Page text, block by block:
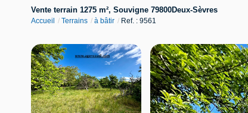
Vente terrain 1275 m², Souvigne 79800Deux-Sèvres
Accueil Terrains à bâtir Ref. : 9561